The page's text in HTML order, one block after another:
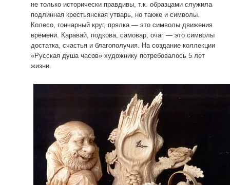
не только исторически правдивы, т.к. образцами служила
подлинная крестьянская утварь, но также и символы.
Колесо, гончарный круг, прялка — это символы движения
времени. Каравай, подкова, самовар, очаг — это символы
достатка, счастья и благополучия. На создание коллекции
«Русская душа часов» художнику потребовалось 5 лет
жизни.